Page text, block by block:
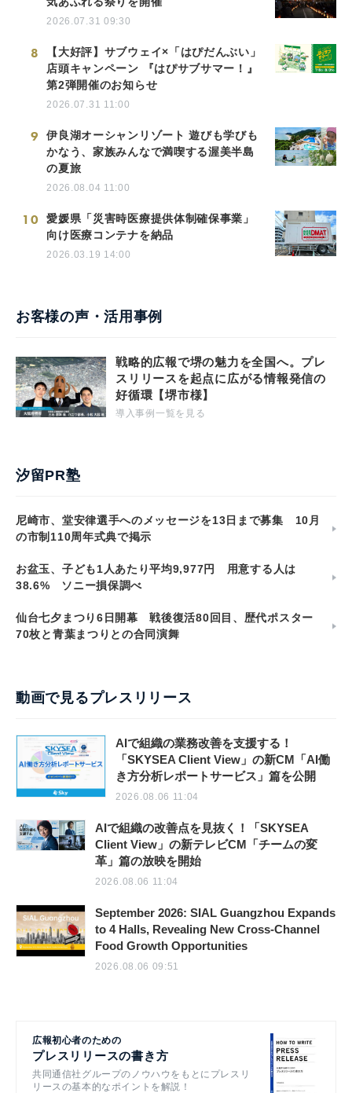
2026.07.31 09:30
8
【大好評】サブウェイ×「はぴだんぶい」
店頭キャンペーン 『はぴサブサマー！』
第2弾開催のお知らせ
2026.07.31 11:00
9
伊良湖オーシャンリゾート 遊びも学びも
かなう、家族みんなで満喫する渥美半島
の夏旅
2026.08.04 11:00
10
愛媛県「災害時医療提供体制確保事業」
向け医療コンテナを納品
2026.03.19 14:00
お客様の声・活用事例
戦略的広報で堺の魅力を全国へ。プレ
スリリースを起点に広がる情報発信の
好循環【堺市様】
導入事例一覧を見る
汐留PR塾
尼崎市、堂安律選手へのメッセージを13日まで募集 10月
の市制110周年式典で掲示
お盆玉、子ども1人あたり平均9,977円 用意する人は
38.6% ソニー損保調べ
仙台七夕まつり6日開幕 戦後復活80回目、歴代ポスター
70枚と青葉まつりとの合同演舞
動画で見るプレスリリース
AIで組織の業務改善を支援する！
「SKYSEA Client View」の新CM「AI働
き方分析レポートサービス」篇を公開
2026.08.06 11:04
AIで組織の改善点を見抜く！「SKYSEA
Client View」の新テレビCM「チームの変
革」篇の放映を開始
2026.08.06 11:04
September 2026: SIAL Guangzhou Expands
to 4 Halls, Revealing New Cross-Channel
Food Growth Opportunities
2026.08.06 09:51
広報初心者のための
プレスリリースの書き方
共同通信社グループのノウハウをもとにプレスリ
リースの基本的なポイントを解説！